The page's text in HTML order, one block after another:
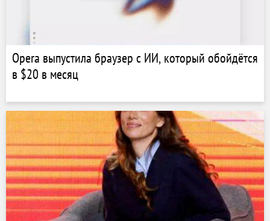
Opera выпустила браузер с ИИ, который обойдётся
в $20 в месяц